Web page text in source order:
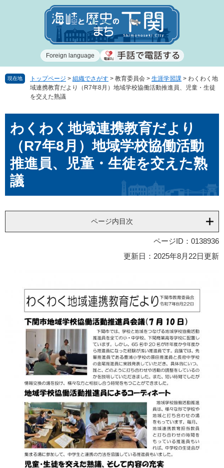
で
ば
Foreign language
現在地 トップページ > 組織でさがす > 教育委員会 > 生涯学習課 > わくわく地
域連携教育だより（R7年8月）地域学校協働活動推進員、児童・生徒
を交えた熟議
文わくわく地域連携教育だより
（R7年8月）地域学校協働活動
推進員、児童・生徒を交えた熟
議
ページ内目次
ページID：0138936
更新日：2025年8月22日更新